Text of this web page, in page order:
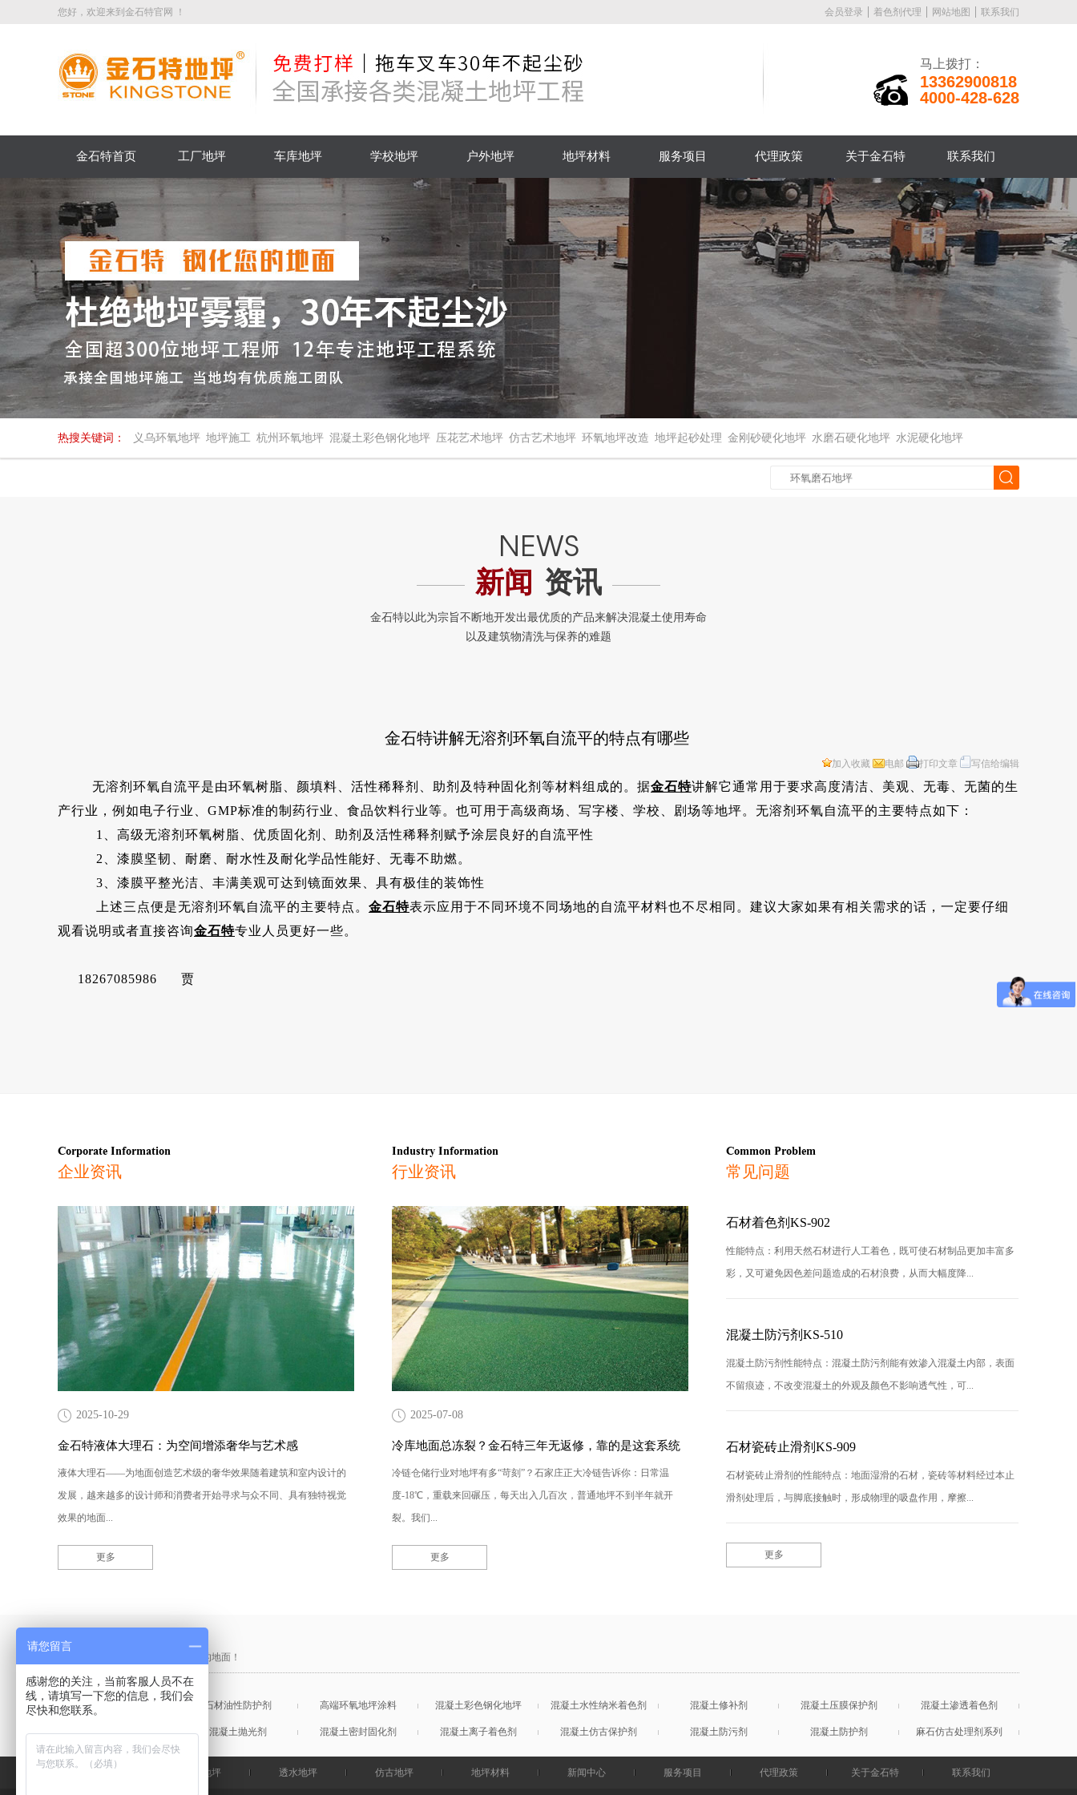
您好，欢迎来到金石特官网 ！ 会员登录 着色剂代理 网站地图 联系我们
马上拨打：
13362900818
4000-428-628
金石特首页 工厂地坪 车库地坪 学校地坪 户外地坪 地坪材料 服务项目 代理政策 关于金石特 联系我们
热搜关键词： 义乌环氧地坪 地坪施工 杭州环氧地坪 混凝土彩色钢化地坪 压花艺术地坪 仿古艺术地坪 环氧地坪改造 地坪起砂处理 金刚砂硬化地坪 水磨石硬化地坪 水泥硬化地坪
新闻 资讯
金石特讲解无溶剂环氧自流平的特点有哪些
加入收藏 电邮 打印文章 写信给编辑
无溶剂环氧自流平是由环氧树脂、颜填料、活性稀释剂、助剂及特种固化剂等材料组成的。据金石特讲解它通常用于要求高度清洁、美观、无毒、无菌的生
产行业，例如电子行业、GMP标准的制药行业、食品饮料行业等。也可用于高级商场、写字楼、学校、剧场等地坪。无溶剂环氧自流平的主要特点如下：
1、高级无溶剂环氧树脂、优质固化剂、助剂及活性稀释剂赋予涂层良好的自流平性
2、漆膜坚韧、耐磨、耐水性及耐化学品性能好、无毒不助燃。
3、漆膜平整光洁、丰满美观可达到镜面效果、具有极佳的装饰性
上述三点便是无溶剂环氧自流平的主要特点。 金石特表示应用于不同环境不同场地的自流平材料也不尽相同。建议大家如果有相关需求的话，一定要仔细
观看说明或者直接咨询金石特专业人员更好一些。
18267085986 贾
Corporate Information
企业资讯
2025-10-29
金石特液体大理石：为空间增添奢华与艺术感
液体大理石——为地面创造艺术级的奢华效果随着建筑和室内设计的
发展，越来越多的设计师和消费者开始寻求与众不同、具有独特视觉
效果的地面...
更多
Industry Information
行业资讯
2025-07-08
冷库地面总冻裂？金石特三年无返修，靠的是这套系统
冷链仓储行业对地坪有多“苛刻”？石家庄正大冷链告诉你：日常温
度-18℃，重载来回碾压，每天出入几百次，普通地坪不到半年就开
裂。我们...
更多
Common Problem
常见问题
石材着色剂KS-902
性能特点：利用天然石材进行人工着色，既可使石材制品更加丰富多
彩，又可避免因色差问题造成的石材浪费，从而大幅度降...
混凝土防污剂KS-510
混凝土防污剂性能特点：混凝土防污剂能有效渗入混凝土内部，表面
不留痕迹，不改变混凝土的外观及颜色不影响透气性，可...
石材瓷砖止滑剂KS-909
石材瓷砖止滑剂的性能特点：地面湿滑的石材，瓷砖等材料经过本止
滑剂处理后，与脚底接触时，形成物理的吸盘作用，摩擦...
更多
产品采购直通车
做中国最硬的地坪，金石特钢化您的地面！
混凝土表面增强剂 石材油性防护剂 高端环氧地坪涂料 混凝土彩色钢化地坪 混凝土水性纳米着色剂 混凝土修补剂 混凝土压膜保护剂 混凝土渗透着色剂
混凝土润色剂 混凝土抛光剂 混凝土密封固化剂 混凝土离子着色剂 混凝土仿古保护剂 混凝土防污剂 混凝土防护剂 麻石仿古处理剂系列
钢化地坪 透水地坪 仿古地坪 地坪材料 新闻中心 服务项目 代理政策 关于金石特 联系我们
请您留言
感谢您的关注，当前客服人员不在
线，请填写一下您的信息，我们会
尽快和您联系。